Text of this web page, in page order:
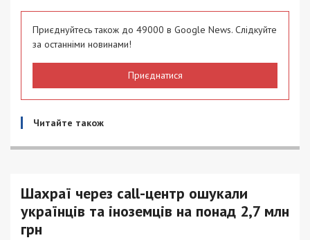
Приєднуйтесь також до 49000 в Google News. Слідкуйте
за останніми новинами!
Приєднатися
Читайте також
Шахраї через call-центр ошукали
українців та іноземців на понад 2,7 млн
грн